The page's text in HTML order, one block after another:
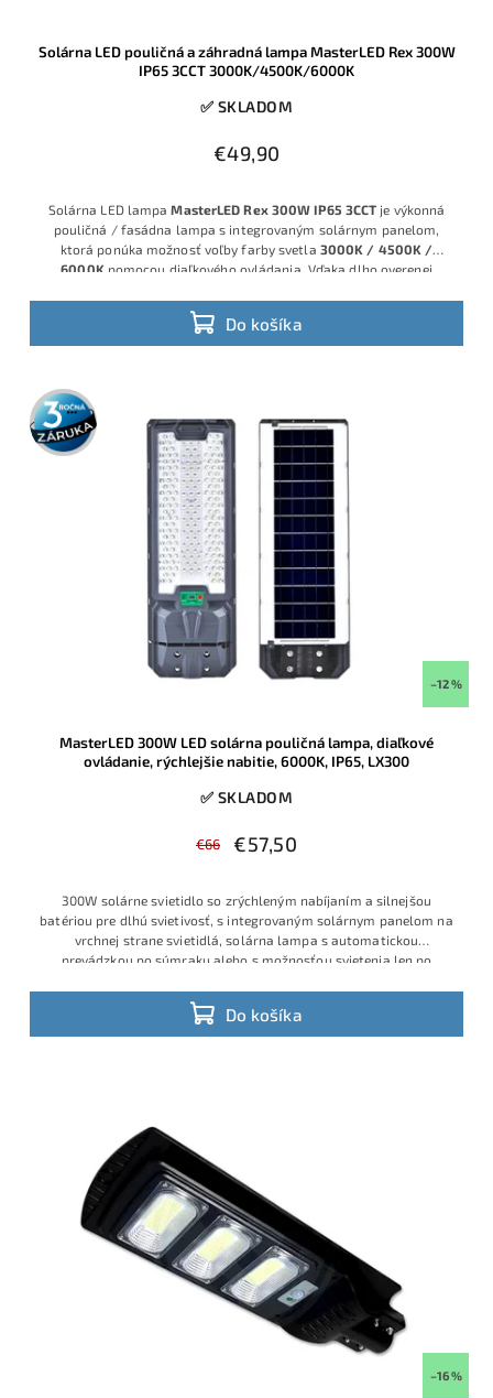
Solárna LED pouličná a záhradná lampa MasterLED Rex 300W
IP65 3CCT 3000K/4500K/6000K
✅ SKLADOM
€49,90
Do košíka
Solárna LED lampaMasterLED Rex 300W IP65 3CCT je výkonná
pouličná / fasádna lampa s integrovaným solárnym panelom,
ktorá ponúka možnosť voľby farby svetla 3000K / 4500K /
6000K pomocou diaľkového ovládania. Vďaka dlho overenej
LED modulom získate spoľahlivé riešenie na osvetlenie dvora,
príjazdovej cesty, parkovacieho miesta, záhrady aj priestoru pred
domom, a to bez potreby pripojenia na sieť.
3 roky
záruka
–12 %
MasterLED 300W LED solárna pouličná lampa, diaľkové
ovládanie, rýchlejšie nabitie, 6000K, IP65, LX300
✅ SKLADOM
€66 €57,50
Do košíka
300W solárne svietidlo so zrýchleným nabíjaním a silnejšou
batériou pre dlhú svietivosť, s integrovaným solárnym panelom na
vrchnej strane svietidlá, solárna lampa s automatickou
prevádzkou po súmraku alebo s možnosťou svietenia len po
–16 %